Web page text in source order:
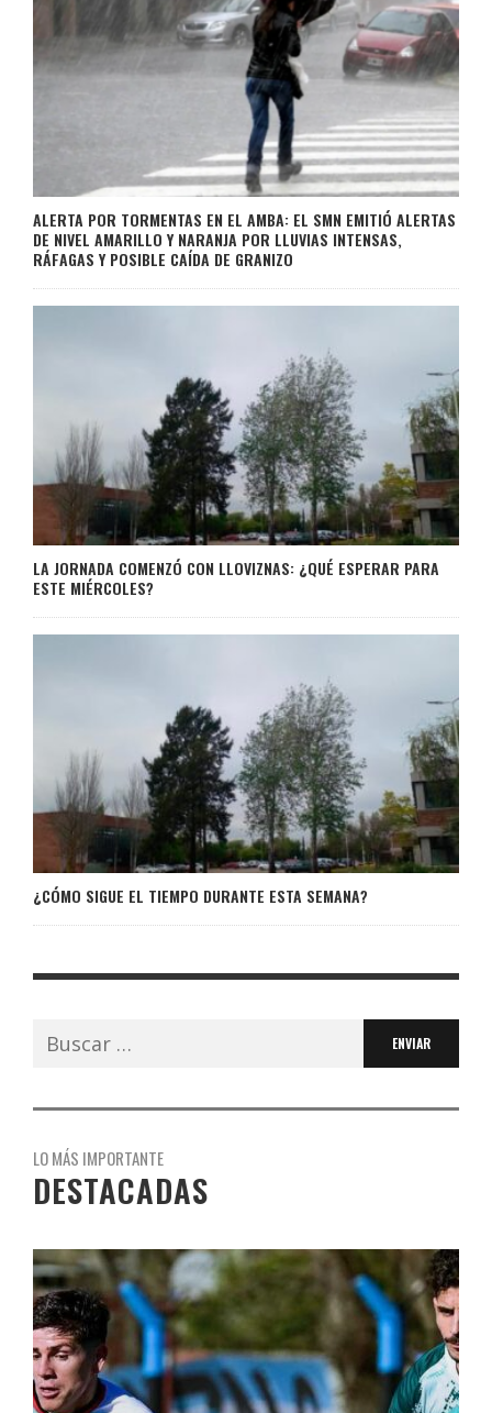
ALERTA POR TORMENTAS EN EL AMBA: EL SMN EMITIÓ ALERTAS
DE NIVEL AMARILLO Y NARANJA POR LLUVIAS INTENSAS,
RÁFAGAS Y POSIBLE CAÍDA DE GRANIZO
LA JORNADA COMENZÓ CON LLOVIZNAS: ¿QUÉ ESPERAR PARA
ESTE MIÉRCOLES?
¿CÓMO SIGUE EL TIEMPO DURANTE ESTA SEMANA?
Buscar:
LO MÁS IMPORTANTE
DESTACADAS